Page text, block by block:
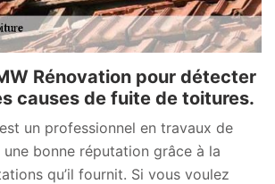
Rénovation pour détecter
causes de fuite de toitures.
un professionnel en travaux de
bonne réputation grâce à la
qu’il fournit. Si vous voulez